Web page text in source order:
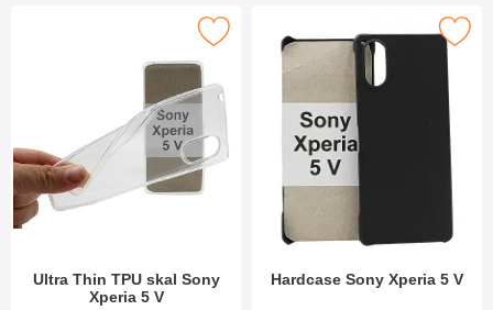
Ultra Thin TPU skal Sony
Xperia 5 V
ultra Thin TPU skal Sony Xperia 5 V som favorit
Hardcase Sony Xperia 5 V
Makera hardcase Sony